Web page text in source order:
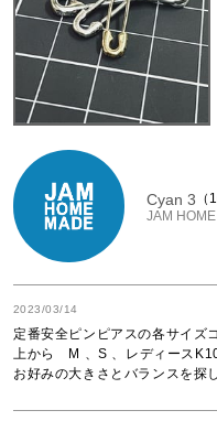
Cyan 3
JAM
2023/03/14
定番安全ピンピアスの各サイズ
上から　M 、S 、レディース
お好みの大きさとバランスを探